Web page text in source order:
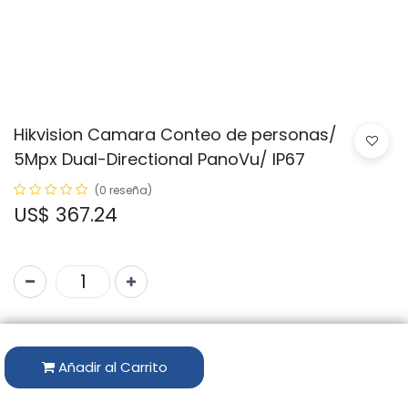
Hikvision Camara Conteo de personas/
5Mpx Dual-Directional PanoVu/ IP67
(0 reseña)
US$ 367.24
Añadir al Carrito
Código:
Marca:HIKVISION